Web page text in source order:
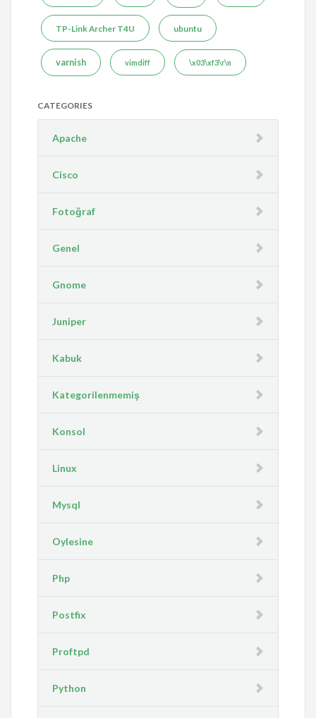
TP-Link Archer T4U ubuntu
varnish vimdiff \x03\xf3\r\n
CATEGORIES
Apache
Cisco
Fotoğraf
Genel
Gnome
Juniper
Kabuk
Kategorilenmemiş
Konsol
Linux
Mysql
Oylesine
Php
Postfix
Proftpd
Python